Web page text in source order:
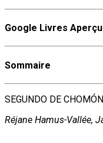
Google Livres Aperçu
Sommaire
SEGUNDO DE
Réjane Hamus-Vallée,